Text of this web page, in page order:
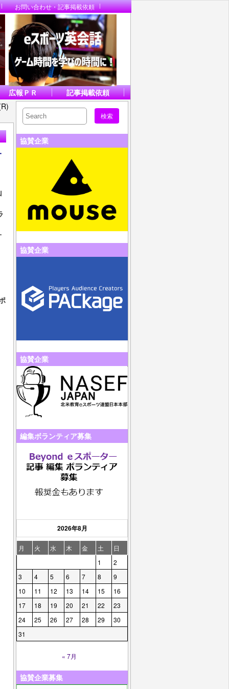
お問い合わせ・記事掲載依頼
広報ＰＲ
記事掲載依頼
協賛企業
協賛企業
協賛企業
編集ボランティア募集
2026年8月
月 火 水 木 金 土
日
1
2
3
4 5 6 7 8
9
10
11 12 13 14 15
16
17
18 19 20 21 22
23
24
25 26 27 28 29
30
31
« 7月
協賛企業募集